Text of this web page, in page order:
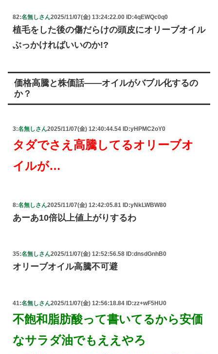
82:名無しさん2025/11/07(金) 13:24:22.00 ID:4qEWQc0q0
植毛をした後の傷だらけの頭皮にオリーブオイル
ぶっかければいいのか!?
価格高騰と株価話――オイルがバブル化するの
か？
3:名無しさん2025/11/07(金) 12:40:44.54 ID:yHPMC2oY0
タダでさえ高騰してるオリーブオ
イルが…
8:名無しさん2025/11/07(金) 12:42:05.81 ID:yNkLWBW80
あーあ10倍以上値上がりするわ
35:名無しさん2025/11/07(金) 12:52:56.58 ID:dnsdGnhB0
オリーブオイル高騰不可避
41:名無しさん2025/11/07(金) 12:56:18.84 ID:zz+wF5HU0
不飽和脂肪酸って書いてるから安価
なサラダ油でもええやろ